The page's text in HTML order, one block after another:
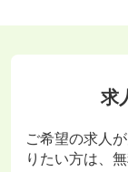
求
ご希望の求人
りたい方は、